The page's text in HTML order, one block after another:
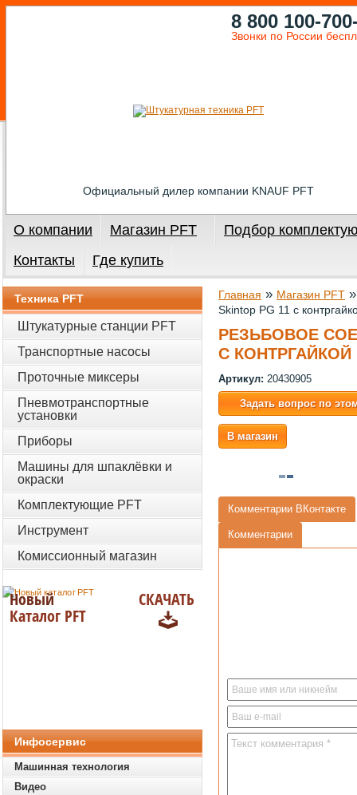
Официальный дилер компании KNAUF PFT
8 800 100-
Звонки по России
О компании Магазин PFT
Подбор
Контакты
Где купить
Главная » Магазин PFT
Skintop PG 11 с
РЕЗЬБОВОЕ
С КОНТРГАЙКОЙ
Артикул: 20430905
Задать вопрос по
В магазин
Комментарии ВКонтакте
Комментарии
Техника PFT
Штукатурные станции PFT
Транспортные насосы
Проточные миксеры
Пневмотранспортные
установки
Приборы
Машины для шпаклёвки и
окраски
Комплектующие PFT
Инструмент
Комиссионный магазин
Новый
Каталог PFT
СКАЧАТЬ
Инфосервис
Машинная технология
Видео